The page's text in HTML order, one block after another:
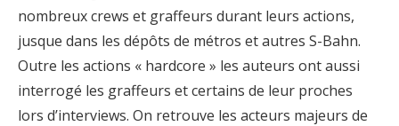
nombreux crews et graffeurs durant leurs actions,
jusque dans les dépôts de métros et autres S-Bahn.
Outre les actions « hardcore » les auteurs ont aussi
interrogé les graffeurs et certains de leur proches
lors d’interviews. On retrouve les acteurs majeurs de